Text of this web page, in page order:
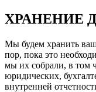
ХРАНЕНИЕ
Мы будем хранить
пор, пока это
мы их собрали, в том
юридических,
внутренней